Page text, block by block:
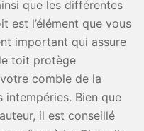
que les différentes
est l’élément que vous
important qui assure
toit protège
comble de la
Bien que
il est conseillé